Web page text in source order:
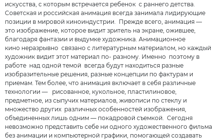
искусства, с которым встречается ребенок с раннего детства.
Советская и российская анимация всегда занимала лидирующие
позиции в мировой киноиндустрии. Прежде всего, анимация —
это изображение, которое видит зритель на экране, ожившее,
благодаря фантазии и выдумке художника. Анимационное
кино неразрывно связано с литературным материалом, но каждый
художник видит этот материал по- разному. Именно поэтому в
работе над одной темой всегда будут находиться разные
изобразительные решения, разные концепции по фактурам и
приемам. Тем более, что анимация включает в себя различные
технологии — рисованное, кукольное, пластилиновое,
предметное, из сыпучих материалов, живописи по стеклу и
множество других различных особенностей изображения,
объединенных лишь одним — покадровой съемкой. Сегодня
невозможно представить себе ни одного художественного фильма
без анимации и компьютерной графики, помогающей создавать